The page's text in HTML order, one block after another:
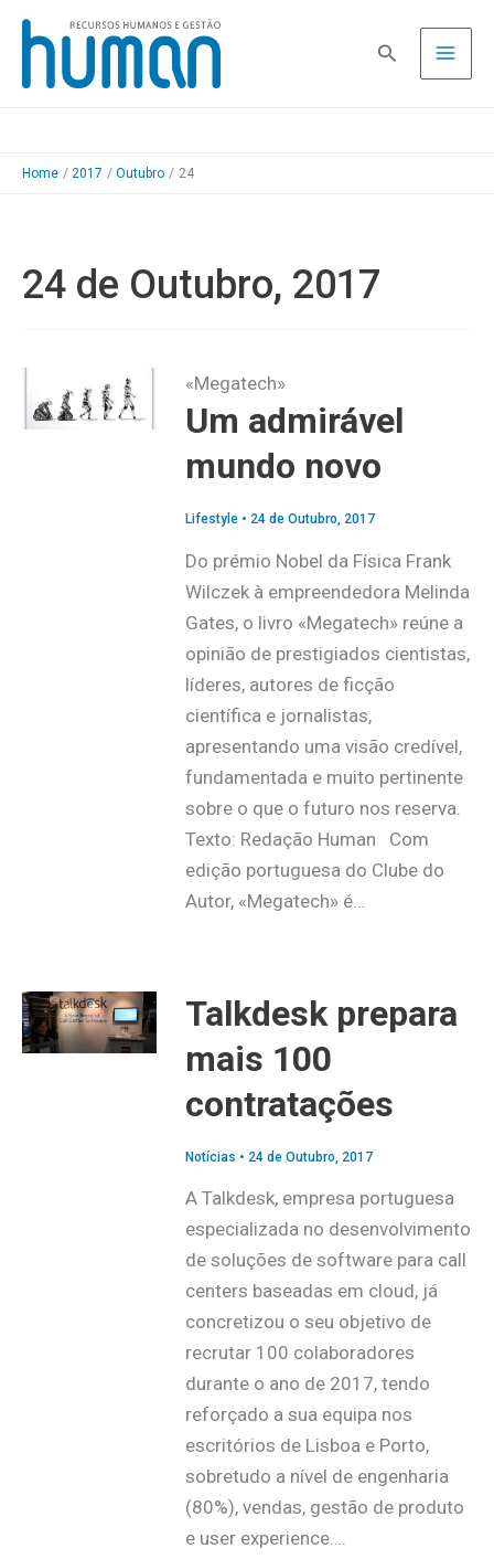
Skip
content
Pesquisa
Home 2017 Outubro 24
24 de Outubro, 2017
«Megatech»
Um admirável
mundo novo
Lifestyle• 24 de Outubro, 2017
Do prémio Nobel da Física Frank
Wilczek à empreendedora Melinda
Gates, o livro «Megatech» reúne a
opinião de prestigiados cientistas,
líderes, autores de ficção
científica e jornalistas,
apresentando uma visão credível,
fundamentada e muito pertinente
sobre o que o futuro nos reserva.
Texto: Redação Human Com
edição portuguesa do Clube do
Autor, «Megatech» é…
Talkdesk prepara
mais 100
contratações
Notícias • 24 de Outubro, 2017
A Talkdesk, empresa portuguesa
especializada no desenvolvimento
de soluções de software para call
centers baseadas em cloud, já
concretizou o seu objetivo de
recrutar 100 colaboradores
durante o ano de 2017, tendo
reforçado a sua equipa nos
escritórios de Lisboa e Porto,
sobretudo a nível de engenharia
(80%), vendas, gestão de produto
e user experience….